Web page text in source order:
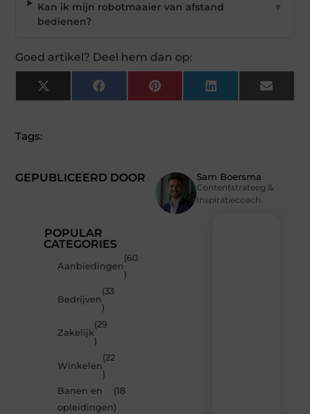
Kan ik mijn robotmaaier van afstand
bedienen?
▼
Goed artikel? Deel hem dan op:
X
(Twitter)
Facebook Pinterest LinkedIn Email
GEPUBLICEERD DOOR Sam Boersma
Contentstrateeg &
Inspiratiecoach
Tags:
POPULAR
CATEGORIES
Aanbiedingen
(60
)
Bedrijven
(33
)
Zakelijk
(29
)
Winkelen
(22
)
Banen en
opleidingen
(18
)